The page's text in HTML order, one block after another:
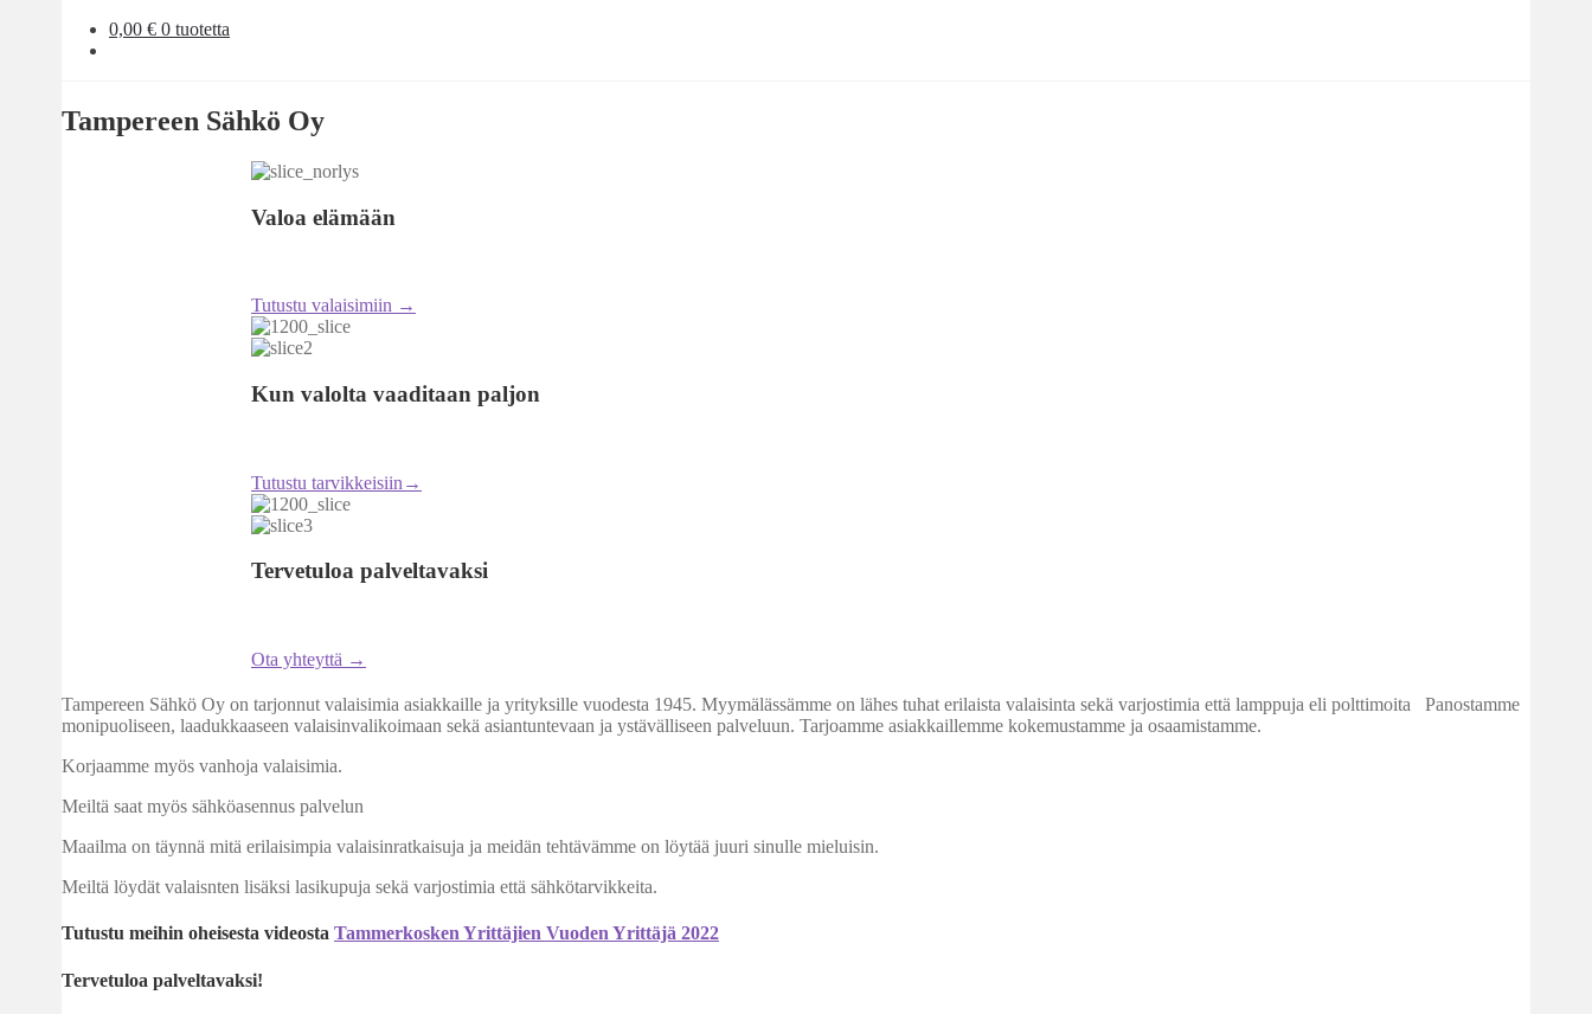
0,00 € 0 tuotetta
Tampereen Sähkö Oy
Valoa elämään
Tutustu valaisimiin →
Kun valolta vaaditaan paljon
Tutustu tarvikkeisiin→
Tervetuloa palveltavaksi
Ota yhteyttä →
Tampereen Sähkö Oy on tarjonnut valaisimia asiakkaille ja yrityksille vuodesta 1945. Myymälässämme on lähes tuhat erilaista valaisinta sekä varjostimia että lamppuja eli polttimoita Panostamme
monipuoliseen, laadukkaaseen valaisinvalikoimaan sekä asiantuntevaan ja ystävälliseen palveluun. Tarjoamme asiakkaillemme kokemustamme ja osaamistamme.
Korjaamme myös vanhoja valaisimia.
Meiltä saat myös sähköasennus palvelun
Maailma on täynnä mitä erilaisimpia valaisinratkaisuja ja meidän tehtävämme on löytää juuri sinulle mieluisin.
Meiltä löydät valaisnten lisäksi lasikupuja sekä varjostimia että sähkötarvikkeita.
Tutustu meihin oheisesta videosta Tammerkosken Yrittäjien Vuoden Yrittäjä 2022
Tervetuloa palveltavaksi!